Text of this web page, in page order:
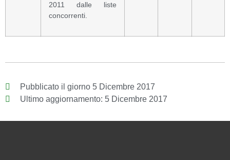
2011 dalle liste
concorrenti.
Pubblicato il giorno 5 Dicembre 2017
Ultimo aggiornamento: 5 Dicembre 2017